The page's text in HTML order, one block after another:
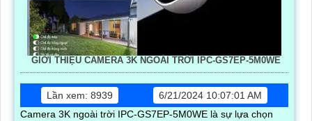
GIỚI THIỆU CAMERA 3K NGOÀI TRỜI IPC-GS7EP-5M0WE
Lần xem: 8939
6/21/2024 10:07:01 AM
Camera 3K ngoài trời IPC-GS7EP-5M0WE là sự lựa chọn